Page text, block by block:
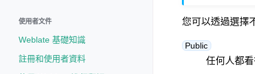
使用者文件
Weblate 基礎知識
註冊和使用者資料
您可以透過選擇
Public
任何人都看